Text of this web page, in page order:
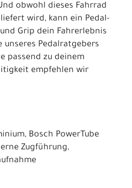
obwohl dieses Fahrrad
wird, kann ein Pedal-
Grip dein Fahrerlebnis
Pedalratgebers
passend zu deinem
empfehlen wir
Bosch PowerTube
Zugführung,